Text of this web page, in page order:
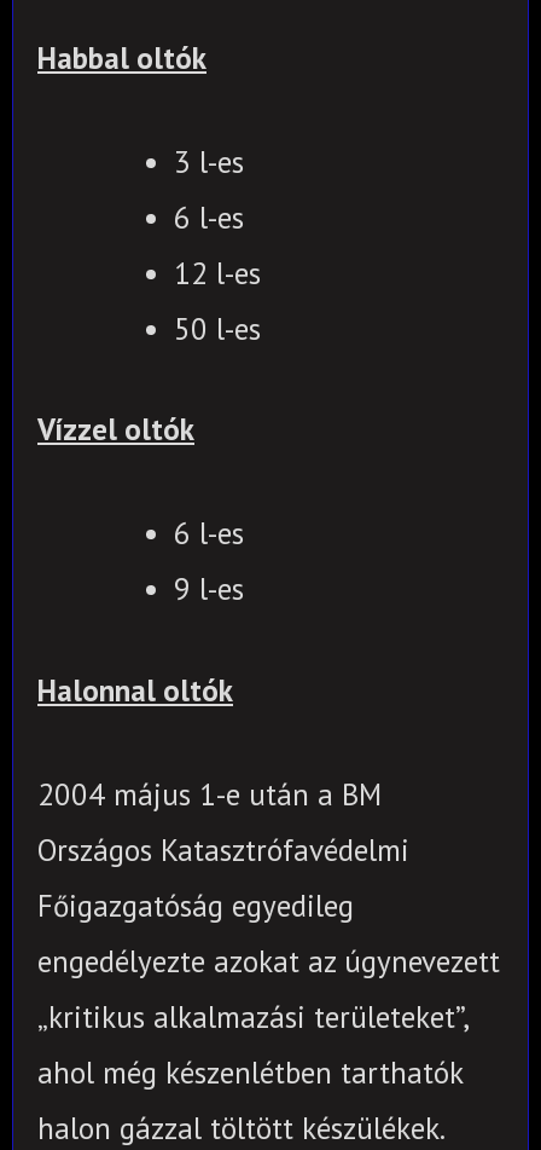
Habbal oltók
3 l-es
6 l-es
12 l-es
50 l-es
Vízzel oltók
6 l-es
9 l-es
Halonnal oltók
2004 május 1-e után a BM
Országos Katasztrófavédelmi
Főigazgatóság egyedileg
engedélyezte azokat az úgynevezett
„kritikus alkalmazási területeket”,
ahol még készenlétben tarthatók
halon gázzal töltött készülékek.